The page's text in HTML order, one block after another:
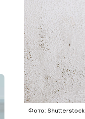
Фото: Shutterstock